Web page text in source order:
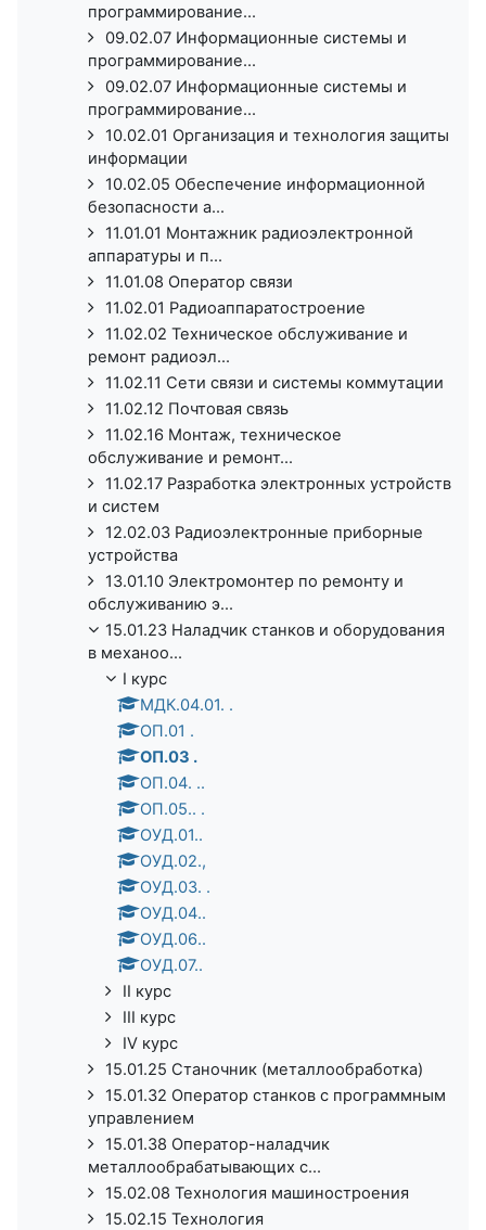
программирование...
09.02.07 Информационные системы и
программирование...
09.02.07 Информационные системы и
программирование...
10.02.01 Организация и технология защиты
информации
10.02.05 Обеспечение информационной
безопасности а...
11.01.01 Монтажник радиоэлектронной
аппаратуры и п...
11.01.08 Оператор связи
11.02.01 Радиоаппаратостроение
11.02.02 Техническое обслуживание и
ремонт радиоэл...
11.02.11 Сети связи и системы коммутации
11.02.12 Почтовая связь
11.02.16 Монтаж, техническое
обслуживание и ремонт...
11.02.17 Разработка электронных устройств
и систем
12.02.03 Радиоэлектронные приборные
устройства
13.01.10 Электромонтер по ремонту и
обслуживанию э...
15.01.23 Наладчик станков и оборудования
в механоо...
I курс
МДК.04.01. .
ОП.01 .
ОП.03 .
ОП.04. ..
ОП.05.. .
ОУД.01..
ОУД.02.,
ОУД.03. .
ОУД.04..
ОУД.06..
ОУД.07..
II курс
III курс
IV курс
15.01.25 Станочник (металлообработка)
15.01.32 Оператор станков с программным
управлением
15.01.38 Оператор-наладчик
металлообрабатывающих с...
15.02.08 Технология машиностроения
15.02.15 Технология